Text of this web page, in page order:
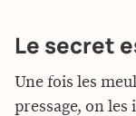
Le secret
Une fois les
pressage, on les